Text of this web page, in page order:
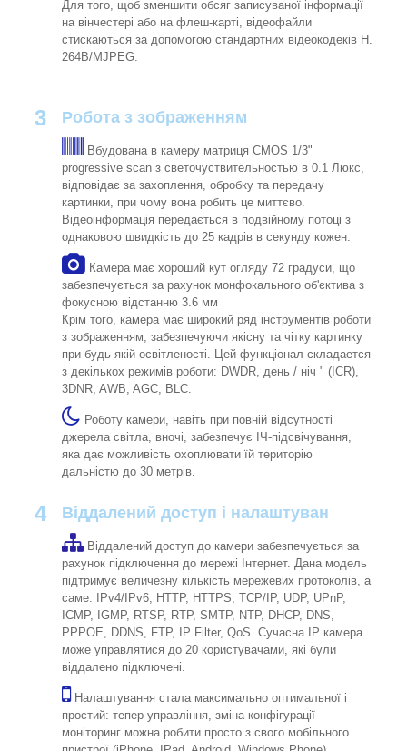
Для того, щоб зменшити обсяг записуваної інформації
на вінчестері або на флеш-карті, відеофайли
стискаються за допомогою стандартних відеокодеків H.
264B/MJPEG.
3 Робота з зображенням
Вбудована в камеру матриця CMOS 1/3"
progressive scan з светочуствительностью в 0.1 Люкс,
відповідає за захоплення, обробку та передачу
картинки, при чому вона робить це миттєво.
Відеоінформація передається в подвійному потоці з
однаковою швидкість до 25 кадрів в секунду кожен.
Камера має хороший кут огляду 72 градуси, що
забезпечується за рахунок монфокального об'єктива з
фокусною відстанню 3.6 мм
Крім того, камера має широкий ряд інструментів роботи
з зображенням, забезпечуючи якісну та чітку картинку
при будь-якій освітленості. Цей функціонал складается
з декількох режимів роботи: DWDR, день / ніч " (ICR),
3DNR, AWB, AGC, BLC.
Роботу камери, навіть при повній відсутності
джерела світла, вночі, забезпечує ІЧ-підсвічування,
яка дає можливість охоплювати їй територію
дальністю до 30 метрів.
4 Віддалений доступ і налаштуван
Віддалений доступ до камери забезпечується за
рахунок підключення до мережі Інтернет. Дана модель
підтримує величезну кількість мережевих протоколів, а
саме: IPv4/IPv6, HTTP, HTTPS, TCP/IP, UDP, UPnP,
ICMP, IGMP, RTSP, RTP, SMTP, NTP, DHCP, DNS,
PPPOE, DDNS, FTP, IP Filter, QoS. Сучасна IP камера
може управлятися до 20 користувачами, які були
віддалено підключені.
Налаштування стала максимально оптимальної і
простий: тепер управління, зміна конфігурації
моніторинг можна робити просто з свого мобільного